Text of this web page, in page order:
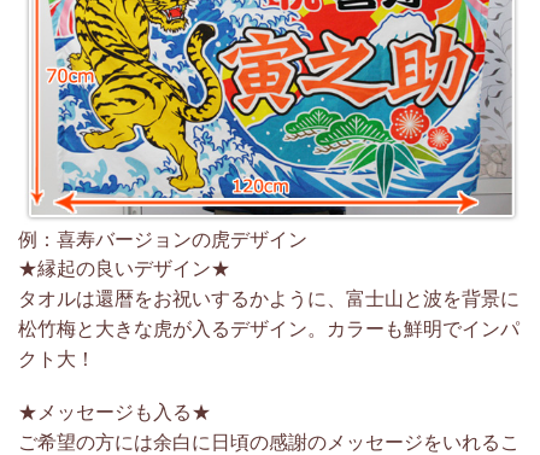
例：喜寿バージョンの虎デザイン
★縁起の良いデザイン★
タオルは還暦をお祝いするかように、富士山と波を背景に
松竹梅と大きな虎が入るデザイン。カラーも鮮明でインパ
クト大！
★メッセージも入る★
ご希望の方には余白に日頃の感謝のメッセージをいれるこ